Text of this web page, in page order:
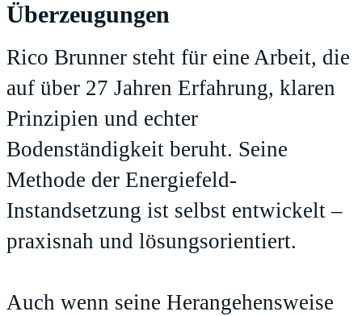
Überzeugungen
Rico Brunner steht für eine Arbeit, die
auf über 27 Jahren Erfahrung, klaren
Prinzipien und echter
Bodenständigkeit beruht. Seine
Methode der Energiefeld-
Instandsetzung ist selbst entwickelt –
praxisnah und lösungsorientiert.
Auch wenn seine Herangehensweise